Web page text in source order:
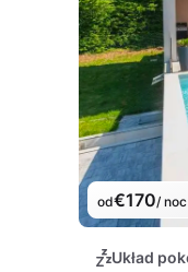
od€170/ noc
Układ